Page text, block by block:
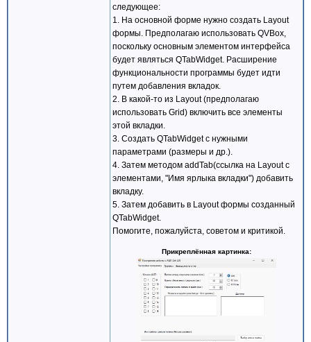
void
bool checkEmpty = nameInput-
surnameInput-
passwordInput-
authButton->setEnabled(!checkEmpty);
}
следующее:
1. На основной форме нужно создать Layout
формы. Предполагаю использовать QVBox,
поскольку основным элементом интерфейса
будет являться QTabWidget. Расширение
функциональности программы будет идти
путем добавления вкладок.
2. В какой-то из Layout (предполагаю
использовать Grid) включить все элементы
этой вкладки.
3. Создать QTabWidget с нужными
параметрами (размеры и др.).
4. Затем методом addTab(ссылка на Layout с
элементами, "Имя ярлыка вкладки") добавить
вкладку.
5. Затем добавить в Layout формы созданный
QTabWidget.
Помогите, пожалуйста, советом и критикой.
Прикреплённая картинка